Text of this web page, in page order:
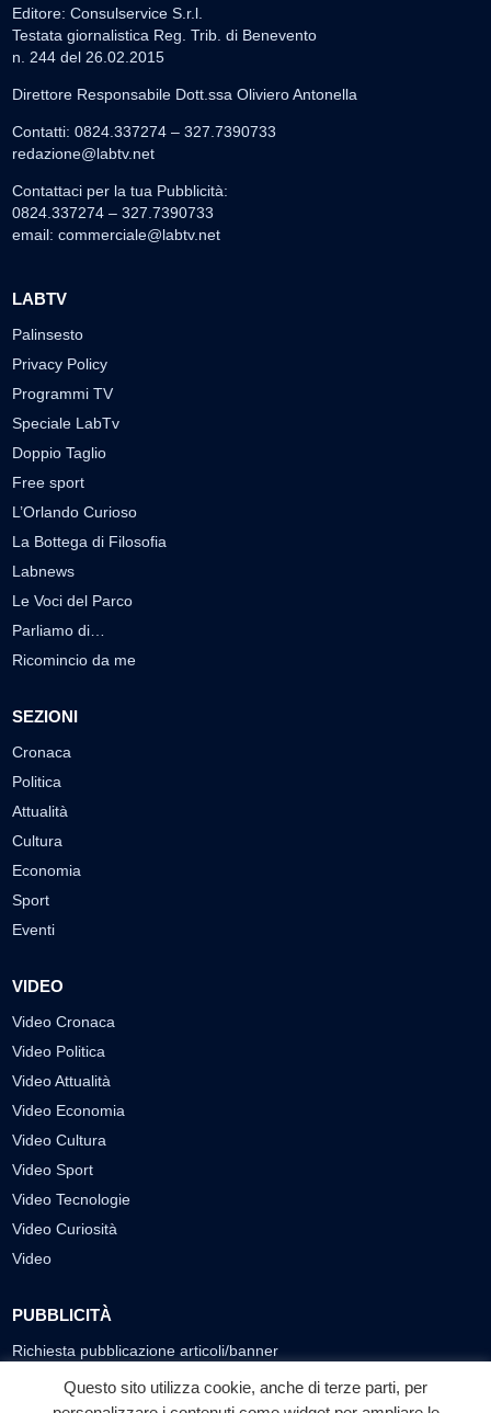
Editore: Consulservice S.r.l.
Testata giornalistica Reg. Trib. di Benevento
n. 244 del 26.02.2015
Direttore Responsabile Dott.ssa Oliviero Antonella
Contatti: 0824.337274 – 327.7390733
redazione@labtv.net
Contattaci per la tua Pubblicità:
0824.337274 – 327.7390733
email: commerciale@labtv.net
LABTV
Palinsesto
Privacy Policy
Programmi TV
Speciale LabTv
Doppio Taglio
Free sport
L’Orlando Curioso
La Bottega di Filosofia
Labnews
Le Voci del Parco
Parliamo di…
Ricomincio da me
SEZIONI
Cronaca
Politica
Attualità
Cultura
Economia
Sport
Eventi
VIDEO
Video Cronaca
Video Politica
Video Attualità
Video Economia
Video Cultura
Video Sport
Video Tecnologie
Video Curiosità
Video
PUBBLICITÀ
Richiesta pubblicazione articoli/banner
SEGUICI SUI SOCIAL
Questo sito utilizza cookie, anche di terze parti, per